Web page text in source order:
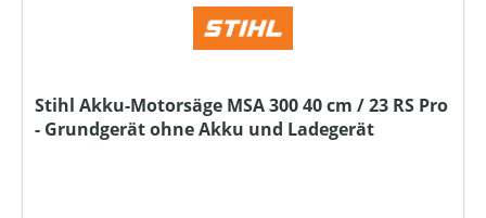
Stihl Akku-Motorsäge MSA 300 40 cm / 23 RS Pro
- Grundgerät ohne Akku und Ladegerät